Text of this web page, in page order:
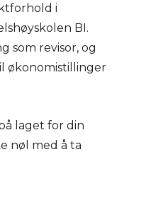
i
BI.
som revisor, og
økonomistillinger
laget for din
nøl med å ta